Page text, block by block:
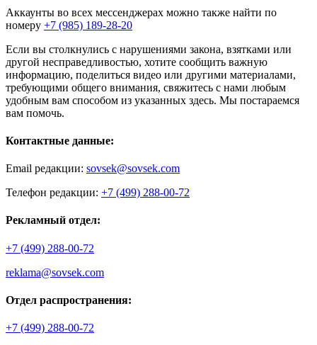
Аккаунты во всех мессенджерах можно также найти по
номеру +7 (985) 189-28-20
Если вы столкнулись с нарушениями закона, взятками или
другой несправедливостью, хотите сообщить важную
информацию, поделиться видео или другими материалами,
требующими общего внимания, свяжитесь с нами любым
удобным вам способом из указанных здесь. Мы постараемся
вам помочь.
Контактные данные:
Email редакции: sovsek@sovsek.com
Телефон редакции: +7 (499) 288-00-72
Рекламный отдел:
+7 (499) 288-00-72
reklama@sovsek.com
Отдел распространения:
+7 (499) 288-00-72